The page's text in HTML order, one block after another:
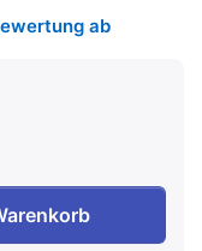
ab